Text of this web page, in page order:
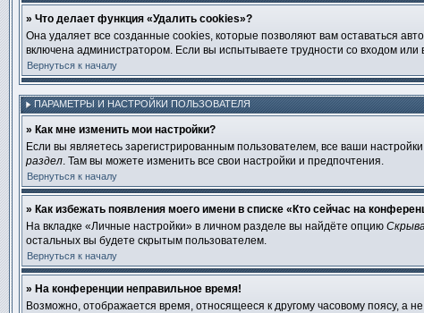
» Что делает функция «Удалить cookies»?
Она удаляет все созданные cookies, которые позволяют вам оставаться
включена администратором. Если вы испытываете трудности со входом
Вернуться к началу
ПАРАМЕТРЫ И НАСТРОЙКИ ПОЛЬЗОВАТЕЛЯ
» Как мне изменить мои настройки?
Если вы являетесь зарегистрированным пользователем, все ваши
раздел. Там вы можете изменить все свои настройки и предпочтения.
Вернуться к началу
» Как избежать появления моего имени в списке «Кто сейчас на
На вкладке «Личные настройки» в личном разделе вы найдёте опцию
остальных вы будете скрытым пользователем.
Вернуться к началу
» На конференции неправильное время!
Возможно, отображается время, относящееся к другому часовому поясу, а